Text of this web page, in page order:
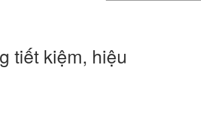
tiết kiệm, hiệu